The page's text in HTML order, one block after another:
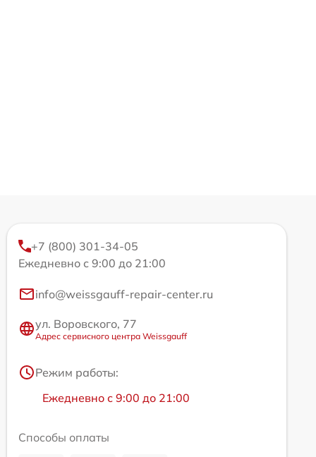
+7 (800) 301-34-05
Ежедневно с 9:00 до 21:00
info@weissgauff-repair-center.ru
ул. Воровского, 77
Адрес сервисного центра Weissgauff
Режим работы:
Ежедневно с 9:00 до 21:00
Способы оплаты